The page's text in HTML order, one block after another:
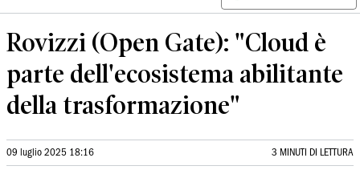
Rovizzi (Open Gate): "Cloud è
parte dell'ecosistema abilitante
della trasformazione"
09 luglio 2025 18:16 3 MINUTI DI LETTURA